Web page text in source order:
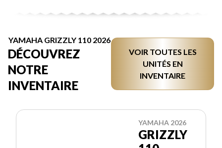
YAMAHA GRIZZLY 110 2026
DÉCOUVREZ
NOTRE
INVENTAIRE
VOIR TOUTES LES
UNITÉS EN
INVENTAIRE
YAMAHA 2026
GRIZZLY